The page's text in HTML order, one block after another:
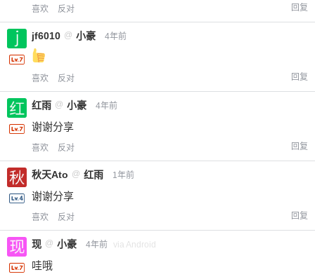
喜欢 反对 回复
jf6010 @ 小豪 4年前
喜欢 反对 回复
红雨 @ 小豪 4年前
谢谢分享
喜欢 反对 回复
秋天Ato @ 红雨 1年前
谢谢分享
喜欢 反对 回复
现 @ 小豪 4年前 via Android
哇哦